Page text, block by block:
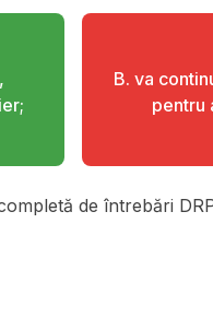
B. va
pentru
de întrebări